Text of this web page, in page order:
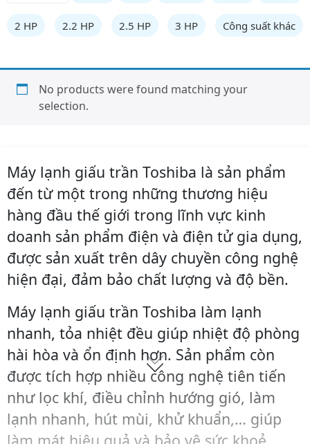
2 HP 2.2 HP 2.5 HP 3 HP Công suất khác
No products were found matching your
selection.
Máy lạnh giấu trần Toshiba là sản phẩm
đến từ một trong những thương hiệu
hàng đầu thế giới trong lĩnh vực kinh
doanh sản phẩm điện và điện tử gia dụng,
được sản xuất trên dây chuyền công nghệ
hiện đại, đảm bảo chất lượng và độ bền.
Máy lạnh giấu trần Toshiba làm lạnh
nhanh, tỏa nhiệt đều giúp nhiệt độ phòng
hài hòa và ổn định hơn. Sản phẩm còn
được tích hợp nhiều công nghệ tiên tiến
như lọc khí, điều chỉnh hướng gió, làm
lạnh nhanh, hút mùi, khử khuẩn,… giúp